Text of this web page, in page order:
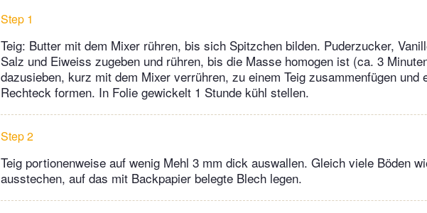
Step 1
Teig: Butter mit dem Mixer rühren, bis sich Spitzchen bilden. Puderzucker,
Salz und Eiweiss zugeben und rühren, bis die Masse homogen ist (ca. 3
dazusieben, kurz mit dem Mixer verrühren, zu einem Teig zusammenfügen und
Rechteck formen. In Folie gewickelt 1 Stunde kühl stellen.
Step 2
Teig portionenweise auf wenig Mehl 3 mm dick auswallen. Gleich viele Böden
ausstechen, auf das mit Backpapier belegte Blech legen.